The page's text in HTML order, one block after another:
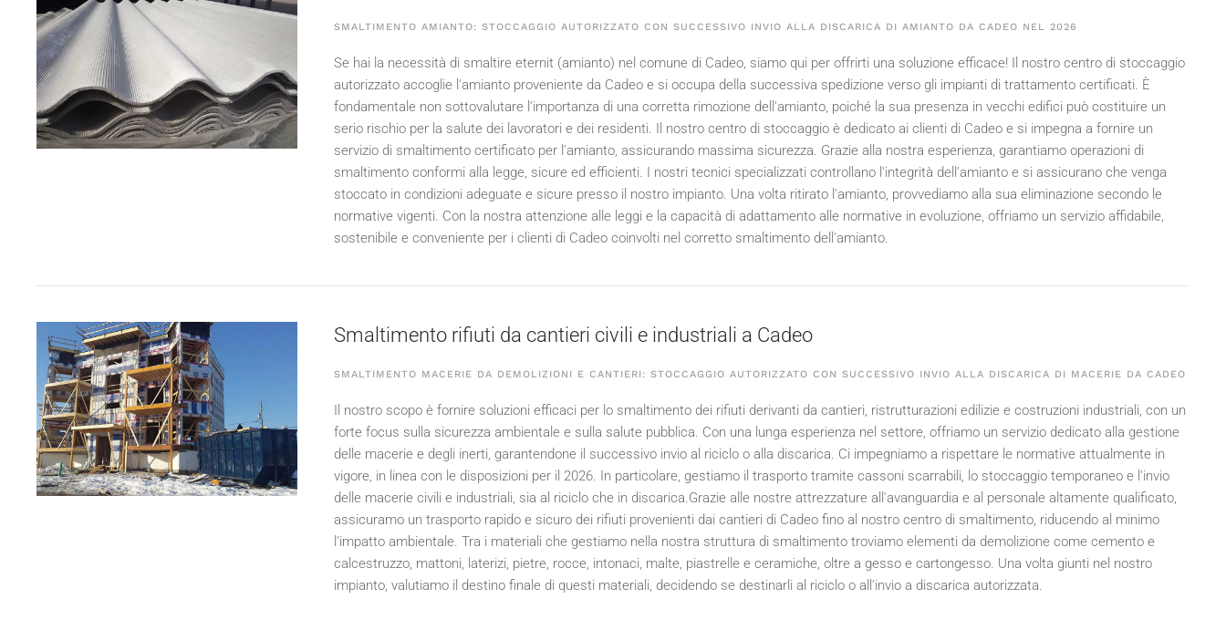
SMALTIMENTO AMIANTO: STOCCAGGIO AUTORIZZATO CON SUCCESSIVO INVIO ALLA DISCARICA DI AMIANTO DA CADEO NEL 2026
Se hai la necessità di smaltire eternit (amianto) nel comune di Cadeo, siamo qui per offrirti una soluzione efficace! Il nostro centro di stoccaggio
autorizzato accoglie l'amianto proveniente da Cadeo e si occupa della successiva spedizione verso gli impianti di trattamento certificati. È
fondamentale non sottovalutare l'importanza di una corretta rimozione dell'amianto, poiché la sua presenza in vecchi edifici può costituire un
serio rischio per la salute dei lavoratori e dei residenti. Il nostro centro di stoccaggio è dedicato ai clienti di Cadeo e si impegna a fornire un
servizio di smaltimento certificato per l'amianto, assicurando massima sicurezza. Grazie alla nostra esperienza, garantiamo operazioni di
smaltimento conformi alla legge, sicure ed efficienti. I nostri tecnici specializzati controllano l'integrità dell'amianto e si assicurano che venga
stoccato in condizioni adeguate e sicure presso il nostro impianto. Una volta ritirato l'amianto, provvediamo alla sua eliminazione secondo le
normative vigenti. Con la nostra attenzione alle leggi e la capacità di adattamento alle normative in evoluzione, offriamo un servizio affidabile,
sostenibile e conveniente per i clienti di Cadeo coinvolti nel corretto smaltimento dell'amianto.
Smaltimento rifiuti da cantieri civili e industriali a Cadeo
SMALTIMENTO MACERIE DA DEMOLIZIONI E CANTIERI: STOCCAGGIO AUTORIZZATO CON SUCCESSIVO INVIO ALLA DISCARICA DI MACERIE DA CADEO
Il nostro scopo è fornire soluzioni efficaci per lo smaltimento dei rifiuti derivanti da cantieri, ristrutturazioni edilizie e costruzioni industriali, con un
forte focus sulla sicurezza ambientale e sulla salute pubblica. Con una lunga esperienza nel settore, offriamo un servizio dedicato alla gestione
delle macerie e degli inerti, garantendone il successivo invio al riciclo o alla discarica. Ci impegniamo a rispettare le normative attualmente in
vigore, in linea con le disposizioni per il 2026. In particolare, gestiamo il trasporto tramite cassoni scarrabili, lo stoccaggio temporaneo e l'invio
delle macerie civili e industriali, sia al riciclo che in discarica.Grazie alle nostre attrezzature all'avanguardia e al personale altamente qualificato,
assicuramo un trasporto rapido e sicuro dei rifiuti provenienti dai cantieri di Cadeo fino al nostro centro di smaltimento, riducendo al minimo
l'impatto ambientale. Tra i materiali che gestiamo nella nostra struttura di smaltimento troviamo elementi da demolizione come cemento e
calcestruzzo, mattoni, laterizi, pietre, rocce, intonaci, malte, piastrelle e ceramiche, oltre a gesso e cartongesso. Una volta giunti nel nostro
impianto, valutiamo il destino finale di questi materiali, decidendo se destinarli al riciclo o all'invio a discarica autorizzata.